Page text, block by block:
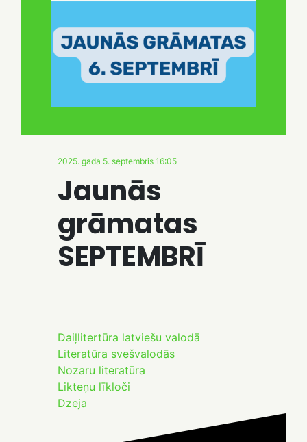
2025. gada 5. septembris 16:05
Jaunās
grāmatas
SEPTEMBRĪ
Daiļlitertūra latviešu valodā
Literatūra svešvalodās
Nozaru literatūra
Likteņu līkloči
Dzeja